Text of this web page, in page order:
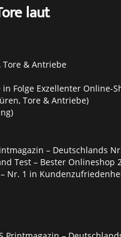
laut
Tore & Antriebe
in Folge Exzellenter Online-
Tore & Antriebe)
– Deutschlands
Test – Bester Onlineshop
– Nr. 1 in